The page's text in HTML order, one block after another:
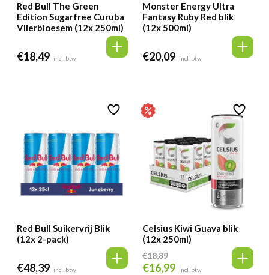
Red Bull The Green
Edition Sugarfree Curuba
Vlierbloesem (12x 250ml)
€18,49 incl. btw
Monster Energy Ultra
Fantasy Ruby Red blik
(12x 500ml)
€20,09 incl. btw
Red Bull Suikervrij Blik
(12x 2-pack)
€48,39 incl. btw
Celsius Kiwi Guava blik
(12x 250ml)
€18,89
Oorspronkelijke
€16,99 Huidige
incl. btw